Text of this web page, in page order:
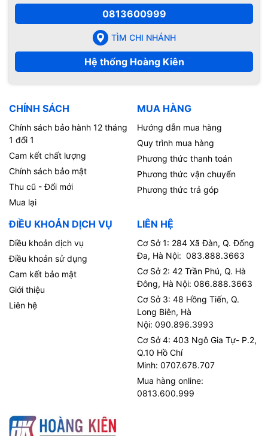
0813600999
TÌM CHI NHÁNH
Hệ thống Hoàng Kiên
CHÍNH SÁCH
Chính sách bảo hành 12 tháng
1 đổi 1
Cam kết chất lượng
Chính sách bảo mật
Thu cũ - Đổi mới
Mua lại
MUA HÀNG
Hướng dẫn mua hàng
Quy trình mua hàng
Phương thức thanh toán
Phương thức vận chuyển
Phương thức trả góp
ĐIỀU KHOẢN DỊCH VỤ
Diều khoản dịch vụ
Điều khoản sử dụng
Cam kết bảo mật
Giới thiệu
Liên hệ
LIÊN HỆ
Cơ Sở 1: 284 Xã Đàn, Q. Đống
Đa, Hà Nội: 083.888.3663
Cơ Sở 2: 42 Trần Phú, Q. Hà
Đông, Hà Nội: 086.888.3663
Cơ Sở 3: 48 Hồng Tiến, Q.
Long Biên, Hà
Nội: 090.896.3993
Cơ Sở 4: 403 Ngô Gia Tự- P.2,
Q.10 Hồ Chí
Minh: 0707.678.707
Mua hàng online:
0813.600.999